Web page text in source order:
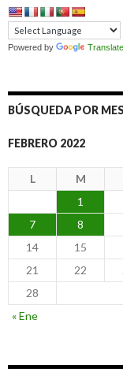
Powered by Translate
BÚSQUEDA POR MES
FEBRERO 2022
L M
1
7
8
14
15
21
22
28
« Ene